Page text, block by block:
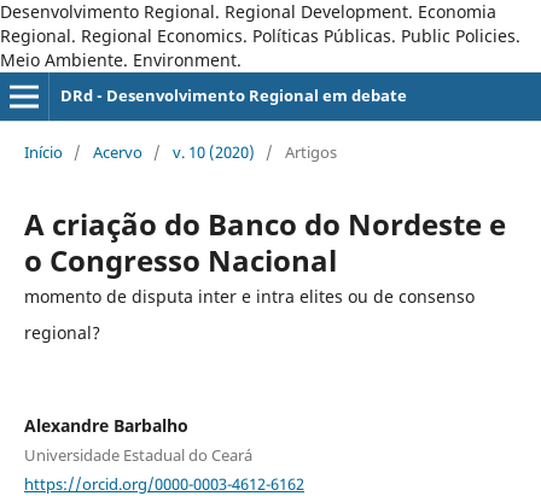
Desenvolvimento Regional. Regional Development. Economia
Regional. Regional Economics. Políticas Públicas. Public Policies.
Meio Ambiente. Environment.
DRd - Desenvolvimento Regional em debate
Início / Acervo / v. 10 (2020) / Artigos
A criação do Banco do Nordeste e
o Congresso Nacional
momento de disputa inter e intra elites ou de consenso
regional?
Alexandre Barbalho
Universidade Estadual do Ceará
https://orcid.org/0000-0003-4612-6162